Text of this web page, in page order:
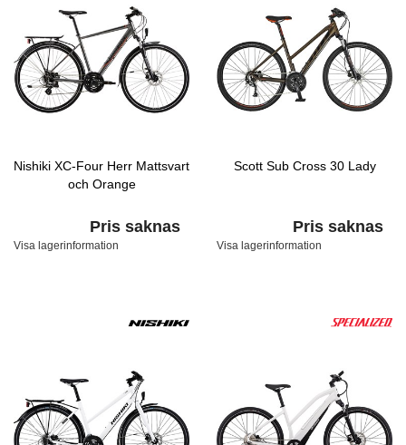
Nishiki XC-Four Herr Mattsvart
och Orange
Pris saknas
Visa lagerinformation
Scott Sub Cross 30 Lady
Pris saknas
Visa lagerinformation